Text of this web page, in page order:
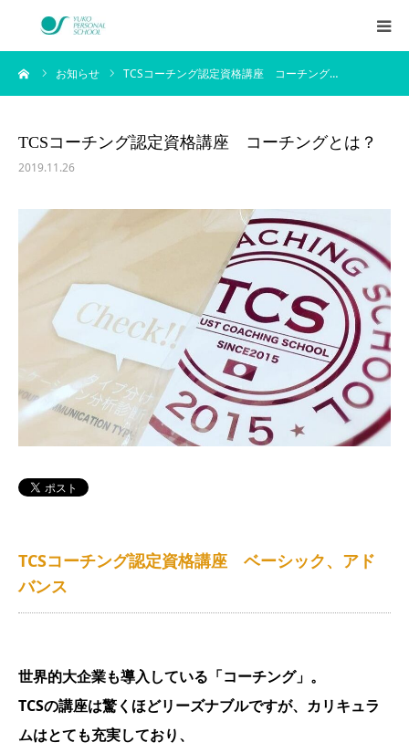
お知らせ TCSコーチング認定資格講座 コーチング…
TCSコーチング認定資格講座 コーチングとは？
2019.11.26
TCSコーチング認定資格講座 ベーシック、アド
バンス
世界的大企業も導入している「コーチング」。
TCSの講座は驚くほどリーズナブルですが、カリキュラ
ムはとても充実しており、
西村侑剛プロフィール
アイテム
お客様の声
ブログ